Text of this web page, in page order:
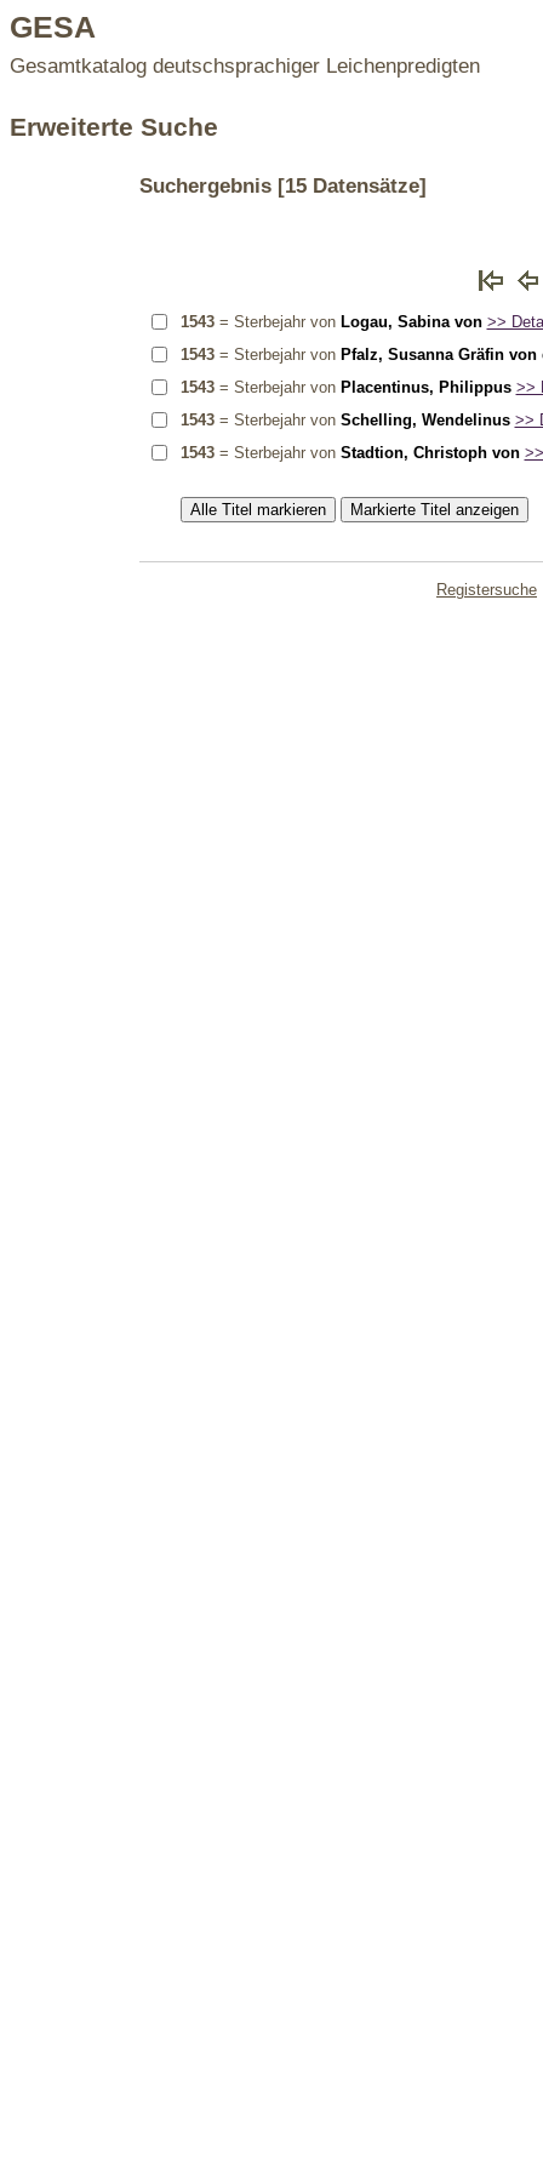
GESA
Gesamtkatalog deutschsprachiger Leichenpredigten
Erweiterte Suche
Suchergebnis[15 Datensätze]
1543= Sterbejahr von Logau, Sabina von >>
1543= Sterbejahr von Pfalz, Susanna Gräfin von
1543= Sterbejahr von Placentinus, Philippus >>
1543= Sterbejahr von Schelling, Wendelinus >>
1543= Sterbejahr von Stadtion, Christoph von
Registersuche